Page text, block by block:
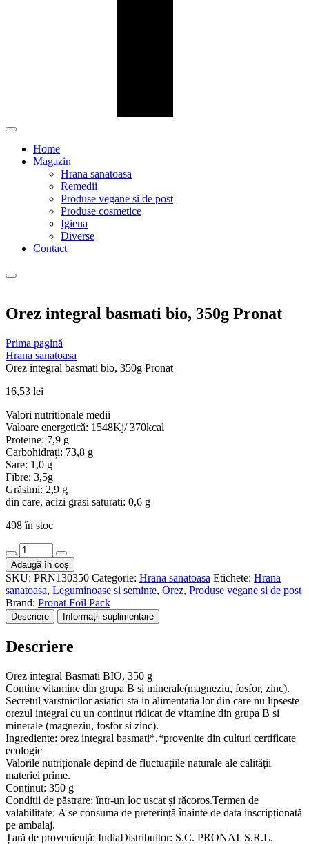
Home
Magazin
Hrana sanatoasa
Remedii
Produse vegane si de post
Produse cosmetice
Igiena
Diverse
Contact
Orez integral basmati bio, 350g Pronat
Prima pagină
Hrana sanatoasa
Orez integral basmati bio, 350g Pronat
16,53 lei
Valori nutritionale medii
Valoare energetică: 1548Kj/ 370kcal
Proteine: 7,9 g
Carbohidrați: 73,8 g
Sare: 1,0 g
Fibre: 3,5g
Grăsimi: 2,9 g
din care, acizi grasi saturati: 0,6 g
498 în stoc
Cantitate
Orez
integral
basmati
bio,
350g
Pronat
Adaugă în coș
SKU: PRN130350 Categorie: Hrana sanatoasa Etichete: Hrana
sanatoasa, Leguminoase si seminte, Orez, Produse vegane si de post
Brand: Pronat Foil Pack
Descriere Informații suplimentare
Descriere
Orez integral Basmati BIO, 350 g
Contine vitamine din grupa B si minerale(magneziu, fosfor, zinc).
Secretul varstnicilor asiatici sta in alimentatia lor din care nu lipseste
orezul integral cu un continut ridicat de vitamine din grupa B si
minerale (magneziu, fosfor si zinc).
Ingrediente: orez integral basmati*.*provenite din culturi certificate
ecologic
Valorile nutriționale depind de fluctuațiile naturale ale calității
materiei prime.
Conținut: 350 g
Condiții de păstrare: într-un loc uscat și răcoros.Termen de
valabilitate: A se consuma de preferință înainte de data inscripționată
pe ambalaj.
Țară de proveniență: IndiaDistribuitor: S.C. PRONAT S.R.L.